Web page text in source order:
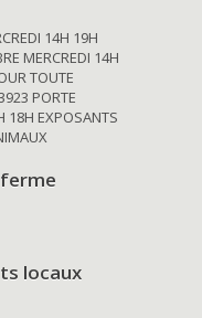
14H 19H
MERCREDI 14H
TOUTE
PORTE
18H EXPOSANTS
locaux